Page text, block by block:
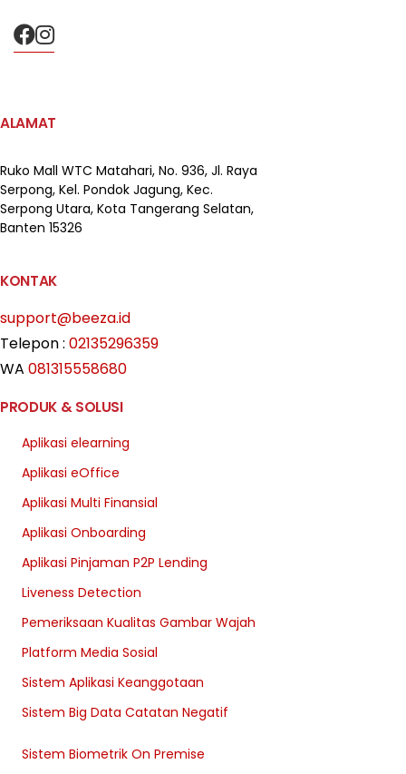
ALAMAT
Ruko Mall WTC Matahari, No. 936, Jl. Raya
Serpong, Kel. Pondok Jagung, Kec.
Serpong Utara, Kota Tangerang Selatan,
Banten 15326
KONTAK
support@beeza.id
Telepon : 02135296359
WA 081315558680
PRODUK & SOLUSI
Aplikasi elearning
Aplikasi eOffice
Aplikasi Multi Finansial
Aplikasi Onboarding
Aplikasi Pinjaman P2P Lending
Liveness Detection
Pemeriksaan Kualitas Gambar Wajah
Platform Media Sosial
Sistem Aplikasi Keanggotaan
Sistem Big Data Catatan Negatif
Sistem Biometrik On Premise